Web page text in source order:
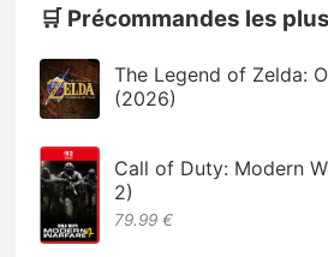
🛒 Précommandes les
The Legend of Zelda:
(2026)
Call of Duty: Modern
2)
79.99 €